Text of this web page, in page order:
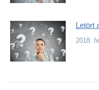
Letört
2018.